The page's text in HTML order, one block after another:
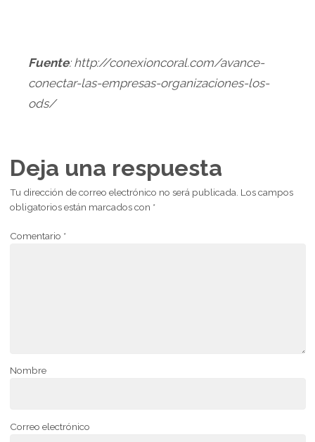
Fuente: http://conexioncoral.com/avance-
conectar-las-empresas-organizaciones-los-
ods/
Deja una respuesta
Tu dirección de correo electrónico no será publicada. Los campos
obligatorios están marcados con *
Comentario *
Nombre
Correo electrónico